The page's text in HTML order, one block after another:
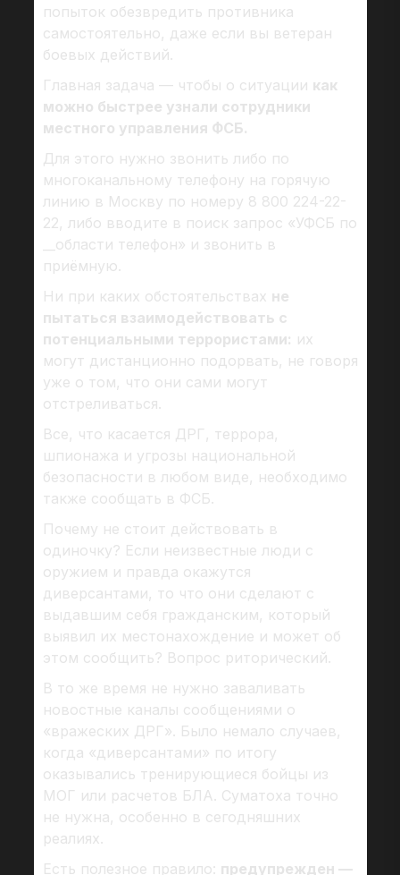
попыток обезвредить противника
самостоятельно, даже если вы ветеран
боевых действий.
Главная задача — чтобы о ситуации как
можно быстрее узнали сотрудники
местного управления ФСБ.
Для этого нужно звонить либо по
многоканальному телефону на горячую
линию в Москву по номеру 8 800 224-22-
22, либо вводите в поиск запрос «УФСБ по
__области телефон» и звонить в
приёмную.
Ни при каких обстоятельствах не
пытаться взаимодействовать с
потенциальными террористами: их
могут дистанционно подорвать, не говоря
уже о том, что они сами могут
отстреливаться.
Все, что касается ДРГ, террора,
шпионажа и угрозы национальной
безопасности в любом виде, необходимо
также сообщать в ФСБ.
Почему не стоит действовать в
одиночку? Если неизвестные люди с
оружием и правда окажутся
диверсантами, то что они сделают с
выдавшим себя гражданским, который
выявил их местонахождение и может об
этом сообщить? Вопрос риторический.
В то же время не нужно заваливать
новостные каналы сообщениями о
«вражеских ДРГ». Было немало случаев,
когда «диверсантами» по итогу
оказывались тренирующиеся бойцы из
МОГ или расчетов БЛА. Суматоха точно
не нужна, особенно в сегодняшних
реалиях.
Есть полезное правило: предупрежден —